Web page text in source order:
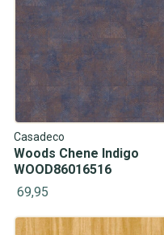
Casadeco
Woods Chene Indigo
WOOD86016516
69,95